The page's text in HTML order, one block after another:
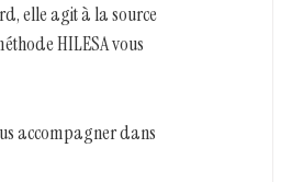
elle agit à la source
HILESA vous
accompagner dans